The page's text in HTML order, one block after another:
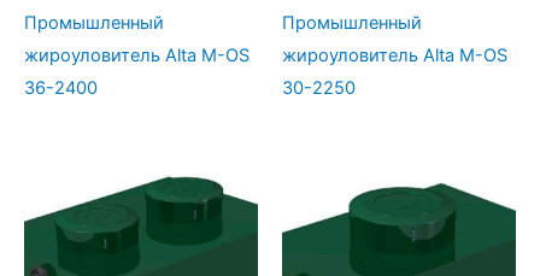
Промышленный
жироуловитель Alta М-OS
36-2400
Промышленный
жироуловитель Alta М-OS
30-2250